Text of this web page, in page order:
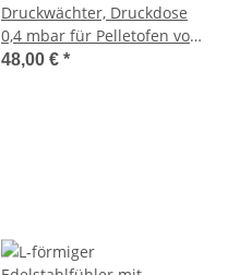
Druckwächter, Druckdose
0,4 mbar für Pelletofen von
MCZ
48,00 € *